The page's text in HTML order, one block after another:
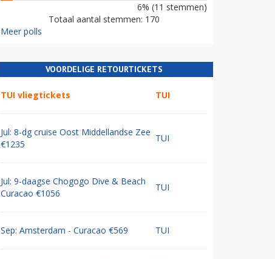
6% (11 stemmen)
Totaal aantal stemmen: 170
Meer polls
VOORDELIGE RETOURTICKETS
TUI vliegtickets TUI
Jul: 8-dg cruise Oost Middellandse Zee
€1235
TUI
Jul: 9-daagse Chogogo Dive & Beach
Curacao €1056
TUI
Sep: Amsterdam - Curacao €569 TUI